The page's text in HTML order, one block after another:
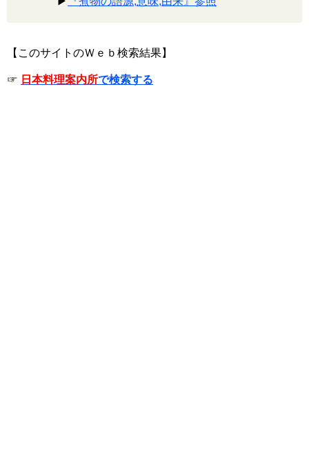
【このサイトのＷｅｂ検索結果】
☞ 日本料理案内所で検索する